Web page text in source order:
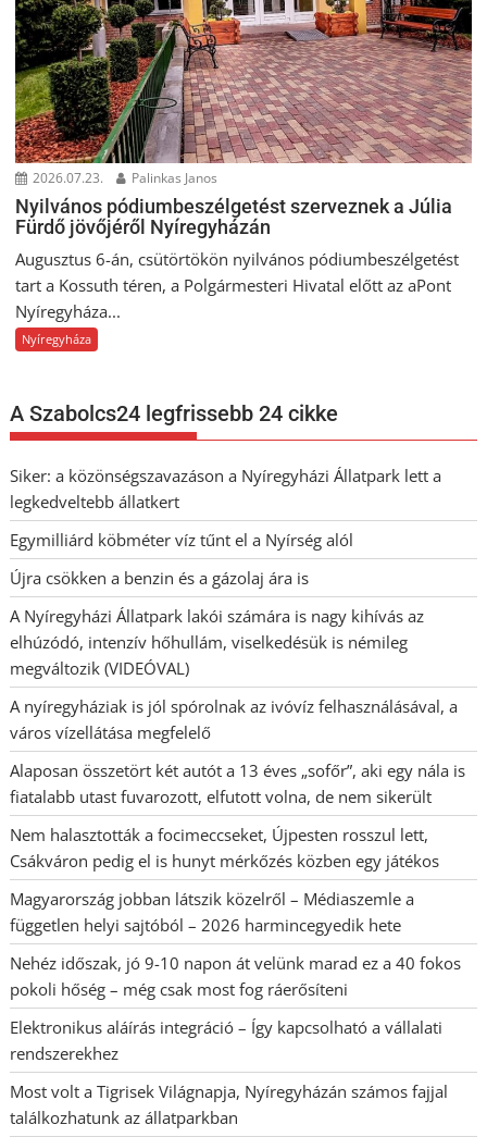
2026.07.23. Palinkas Janos
Nyilvános pódiumbeszélgetést szerveznek a Júlia
Fürdő jövőjéről Nyíregyházán
Augusztus 6-án, csütörtökön nyilvános pódiumbeszélgetést
tart a Kossuth téren, a Polgármesteri Hivatal előtt az aPont
Nyíregyháza...
Nyíregyháza
A Szabolcs24 legfrissebb 24 cikke
Siker: a közönségszavazáson a Nyíregyházi Állatpark lett a
legkedveltebb állatkert
Egymilliárd köbméter víz tűnt el a Nyírség alól
Újra csökken a benzin és a gázolaj ára is
A Nyíregyházi Állatpark lakói számára is nagy kihívás az
elhúzódó, intenzív hőhullám, viselkedésük is némileg
megváltozik (VIDEÓVAL)
A nyíregyháziak is jól spórolnak az ivóvíz felhasználásával, a
város vízellátása megfelelő
Alaposan összetört két autót a 13 éves „sofőr”, aki egy nála is
fiatalabb utast fuvarozott, elfutott volna, de nem sikerült
Nem halasztották a focimeccseket, Újpesten rosszul lett,
Csákváron pedig el is hunyt mérkőzés közben egy játékos
Magyarország jobban látszik közelről – Médiaszemle a
független helyi sajtóból – 2026 harmincegyedik hete
Nehéz időszak, jó 9-10 napon át velünk marad ez a 40 fokos
pokoli hőség – még csak most fog ráerősíteni
Elektronikus aláírás integráció – Így kapcsolható a vállalati
rendszerekhez
Most volt a Tigrisek Világnapja, Nyíregyházán számos fajjal
találkozhatunk az állatparkban